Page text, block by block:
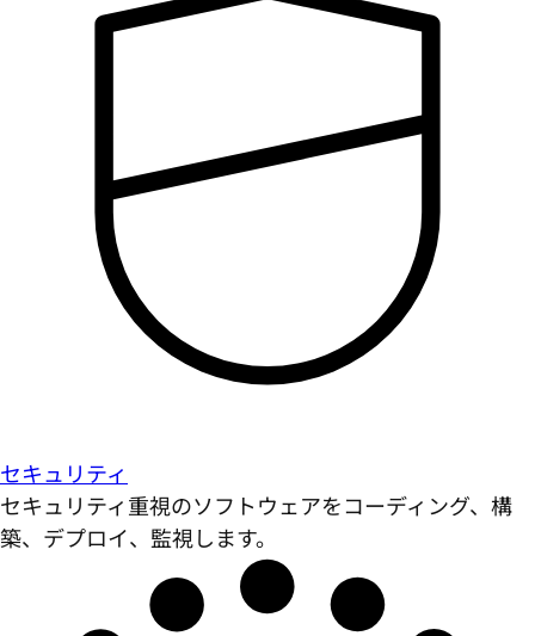
セキュリティ
セキュリティ重視のソフトウェアをコーディング、構
築、デプロイ、監視します。